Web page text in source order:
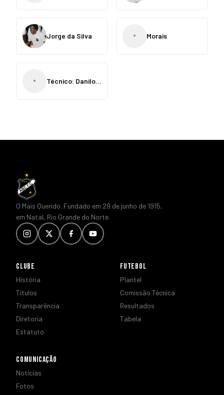
Jorge da Silva • Morais
• Técnico: Danilo Alvin
O Mais Querido. Fundado em 29 de junho de 1915,
em Natal, Rio Grande do Norte.
CLUBE
História
Títulos
Transparência
Diretoria
Estatuto
FUTEBOL
Plantel
Comissão Técnica
Resultados
Tabela
COMUNICAÇÃO
Notícias
Fotos